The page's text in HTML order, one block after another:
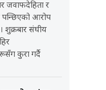
जवाफदेहिता र
पन्छिएको आरोप
शुक्रबार संघीय
कुरा गर्दै